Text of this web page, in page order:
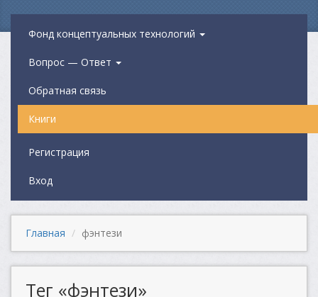
Фонд концептуальных технологий
Вопрос — Ответ
Обратная связь
Книги
Регистрация
Вход
Главная фэнтези
Тег «фэнтези»